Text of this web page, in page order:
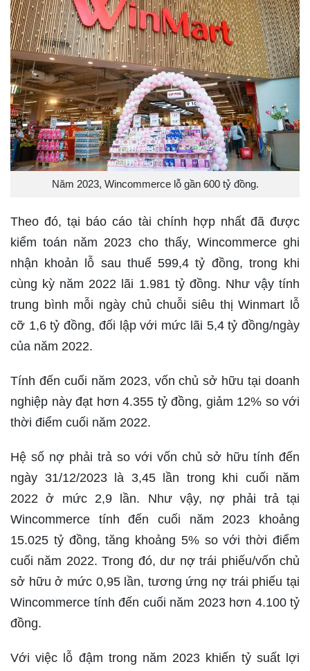
Năm 2023, Wincommerce lỗ gần 600 tỷ đồng.
Theo đó, tại báo cáo tài chính hợp nhất đã được
kiểm toán năm 2023 cho thấy, Wincommerce ghi
nhận khoản lỗ sau thuế 599,4 tỷ đồng, trong khi
cùng kỳ năm 2022 lãi 1.981 tỷ đồng. Như vậy tính
trung bình mỗi ngày chủ chuỗi siêu thị Winmart lỗ
cỡ 1,6 tỷ đồng, đối lập với mức lãi 5,4 tỷ đồng/ngày
của năm 2022.
Tính đến cuối năm 2023, vốn chủ sở hữu tại doanh
nghiệp này đạt hơn 4.355 tỷ đồng, giảm 12% so với
thời điểm cuối năm 2022.
Hệ số nợ phải trả so với vốn chủ sở hữu tính đến
ngày 31/12/2023 là 3,45 lần trong khi cuối năm
2022 ở mức 2,9 lần. Như vậy, nợ phải trả tại
Wincommerce tính đến cuối năm 2023 khoảng
15.025 tỷ đồng, tăng khoảng 5% so với thời điểm
cuối năm 2022. Trong đó, dư nợ trái phiếu/vốn chủ
sở hữu ở mức 0,95 lần, tương ứng nợ trái phiếu tại
Wincommerce tính đến cuối năm 2023 hơn 4.100 tỷ
đồng.
Với việc lỗ đậm trong năm 2023 khiến tỷ suất lợi